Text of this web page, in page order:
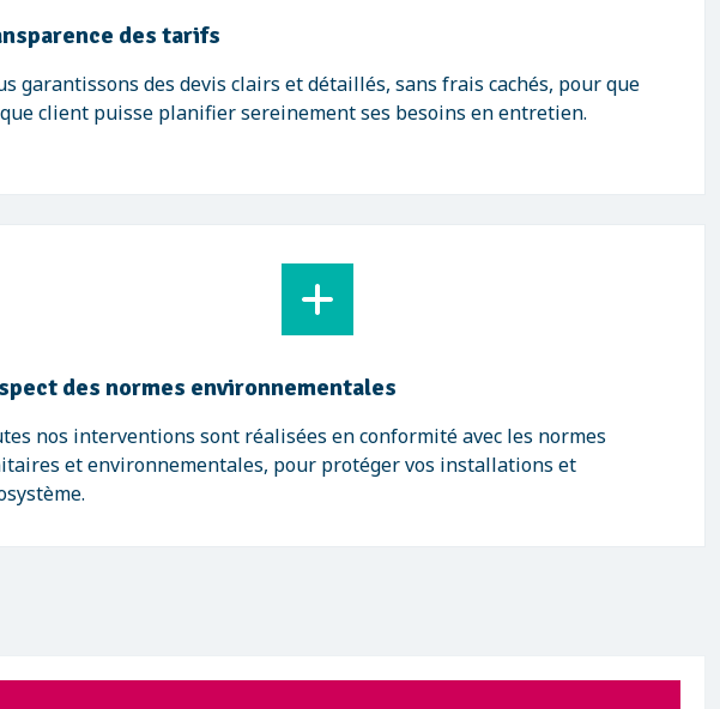
des tarifs
garantissons des devis clairs et détaillés, sans frais cachés, pour que
client puisse planifier sereinement ses besoins en entretien.
des normes environnementales
nos interventions sont réalisées en conformité avec les normes
et environnementales, pour protéger vos installations et